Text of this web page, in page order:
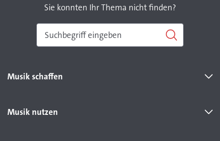
Sie konnten Ihr Thema nicht finden?
Musik schaffen
Musik nutzen